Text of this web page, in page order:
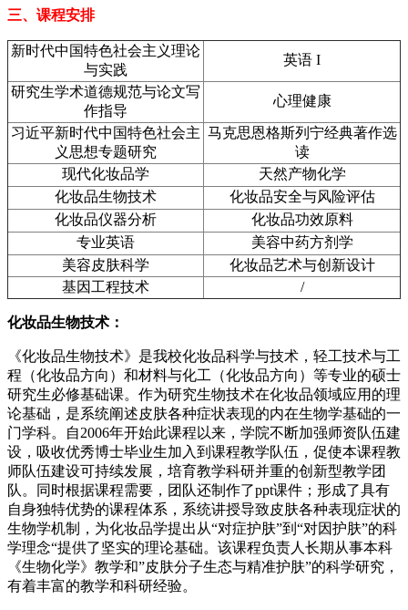
三、课程安排
新时代中国特色社会主义理论
与实践
英语 I
研究生学术道德规范与论文写
作指导
心理健康
习近平新时代中国特色社会主
义思想专题研究
马克思恩格斯列宁经典著作选
读
现代化妆品学
天然产物化学
化妆品生物技术
化妆品安全与风险评估
化妆品仪器分析
化妆品功效原料
专业英语
美容中药方剂学
美容皮肤科学
化妆品艺术与创新设计
基因工程技术
/
化妆品生物技术：
《化妆品生物技术》是我校化妆品科学与技术，轻工技术与工
程（化妆品方向）和材料与化工（化妆品方向）等专业的硕士
研究生必修基础课。作为研究生物技术在化妆品领域应用的理
论基础，是系统阐述皮肤各种症状表现的内在生物学基础的一
门学科。自2006年开始此课程以来，学院不断加强师资队伍建
设，吸收优秀博士毕业生加入到课程教学队伍，促使本课程教
师队伍建设可持续发展，培育教学科研并重的创新型教学团
队。同时根据课程需要，团队还制作了ppt课件；形成了具有
自身独特优势的课程体系，系统讲授导致皮肤各种表现症状的
生物学机制，为化妆品学提出从“对症护肤”到“对因护肤”的科
学理念“提供了坚实的理论基础。该课程负责人长期从事本科
《生物化学》教学和”皮肤分子生态与精准护肤”的科学研究，
有着丰富的教学和科研经验。